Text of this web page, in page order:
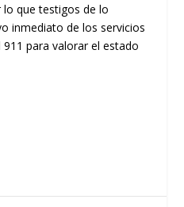
que testigos de lo
inmediato de los servicios
para valorar el estado